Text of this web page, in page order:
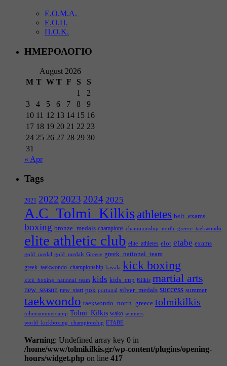
Ε.Ο.Μ.Α.
Ε.Ο.Π.
Π.Ο.Κ.
ΗΜΕΡΟΛΟΓΙΟ
August 2026
M T W T F S
S
1
2
3
4 5 6 7 8
9
10 11 12 13 14 15 16
17 18 19 20 21 22 23
24 25 26 27 28 29 30
31
« Apr
Tags
2021 2022 2023 2024 2025
A.C_Tolmi_Kilkis athletes belt_exams
boxing bronze_medals champions championship_north_greece_taekwondo
elite athletic club elite_athletes elot etabe exams
gold_medal gold_medals Greece greek_national_team
greek_taekwondo_championship kavala kick boxing
kick_boxing_national_team kids kids_cup Kilkis martial arts
new_season new_start pok portugal silver_medals success summer
taekwondo taekwondo_north_greece tolmikilkis
tolmisummercamp Tolmi_Kilkis wako winners
world_kickboxing_championship ΕΤΑΒΕ
Warning: Undefined array key 0 in
/home/www/tolmikilkis.gr/wp-content/plugins/opening-
hours/widget.php on line 417